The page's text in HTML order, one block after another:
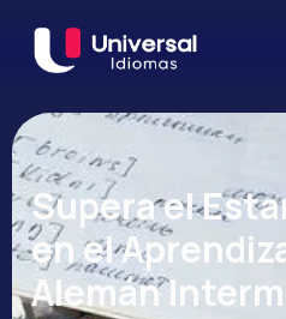
Supera el
en el
Alemán